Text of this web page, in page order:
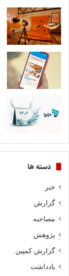
دسته ها
خبر
گزارش
مصاحبه
پژوهش
گزارش کمپین
یادداشت